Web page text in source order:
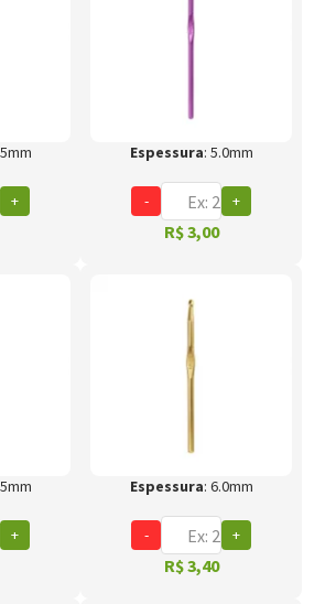
+
Espessura: 5.0mm
- +
R$ 3,00
+
Espessura: 6.0mm
- +
R$ 3,40